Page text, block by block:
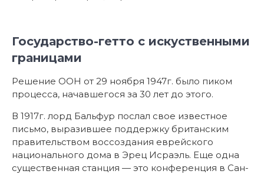
Государство-гетто с искуственными
границами
Решение ООН от 29 ноября 1947г. было пиком
процесса, начавшегося за 30 лет до этого.
В 1917г. лорд Бальфур послал свое известное
письмо, выразившее поддержку британским
правительством воссоздания еврейского
национального дома в Эрец Исраэль. Еще одна
существенная станция — это конференция в Сан-